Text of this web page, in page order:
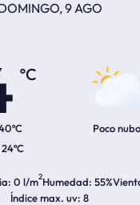
9 AGO
24ºC
Poco
0 l/m2Humedad 55%
Índice max. uv 8